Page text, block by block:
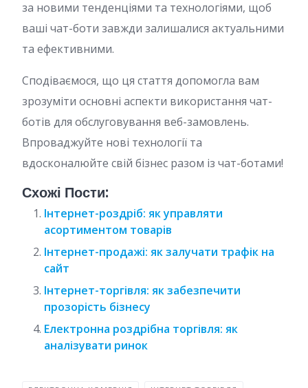
за новими тенденціями та технологіями, щоб
ваші чат-боти завжди залишалися актуальними
та ефективними.
Сподіваємося, що ця стаття допомогла вам
зрозуміти основні аспекти використання чат-
ботів для обслуговування веб-замовлень.
Впроваджуйте нові технології та
вдосконалюйте свій бізнес разом із чат-ботами!
Схожі Пости:
Інтернет-роздріб: як управляти
асортиментом товарів
Інтернет-продажі: як залучати трафік на
сайт
Інтернет-торгівля: як забезпечити
прозорість бізнесу
Електронна роздрібна торгівля: як
аналізувати ринок